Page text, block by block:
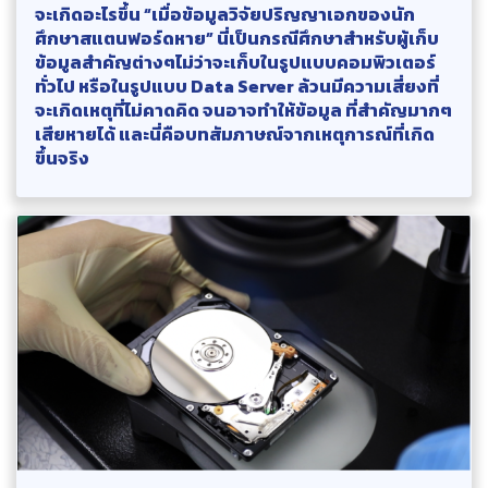
จะเกิดอะไรขึ้น “เมื่อข้อมูลวิจัยปริญญาเอกของนัก
ศึกษาสแตนฟอร์ดหาย” นี่เป็นกรณีศึกษาสำหรับผู้เก็บ
ข้อมูลสำคัญต่างๆไม่ว่าจะเก็บในรูปแบบคอมพิวเตอร์
ทั่วไป หรือในรูปแบบ Data Server ล้วนมีความเสี่ยงที่
จะเกิดเหตุที่ไม่คาดคิด จนอาจทำให้ข้อมูล ที่สำคัญมากๆ
เสียหายได้ และนี่คือบทสัมภาษณ์จากเหตุการณ์ที่เกิด
ขึ้นจริง